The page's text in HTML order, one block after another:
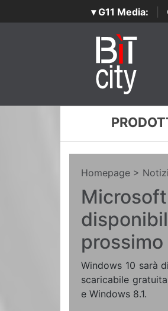
▾ G11 Media:
Homepage >
Windows 10 sarà
scaricabile
e Windows 8.1.